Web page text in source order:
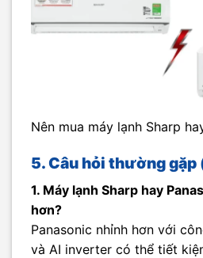
Nên mua máy lạnh Sharp
5. Câu hỏi thường gặp
1. Máy lạnh Sharp hay
hơn?
Panasonic nhỉnh hơn với
và AI inverter có thể tiết